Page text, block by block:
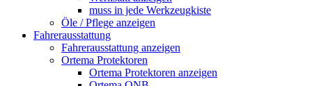
muss in jede Werkzeugkiste
Öle / Pflege anzeigen
Fahrerausstattung
Fahrerausstattung anzeigen
Ortema Protektoren
Ortema Protektoren anzeigen